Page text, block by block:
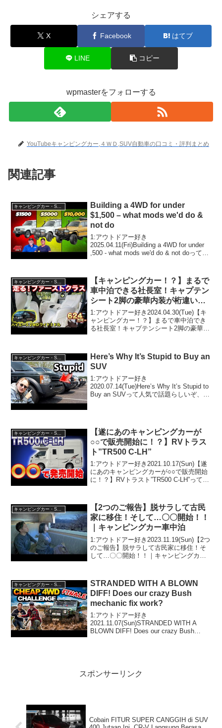
シェアする
X Facebook はてブ
LINE コピー
wpmasterをフォローする
YouTubeキャンピングカー,４ＷＤ,SUV自動車の口コミ・評判まとめ
関連記事
Building a 4WD for under
$1,500 – what mods we'd do &
not do
1:アウトドアー好き
2025.04.11(Fri)Building a 4WD for under
,500 - what mods we'd do & not doって人
キャンピングカー・SUV人気車種
【キャンピングカー！？】まるで
車中泊できる社長室！キャプテン
シート2脚の豪華内装が桁違い【#
セカンドハウス】#ハイエース #
車中泊
1:アウトドアー好き2024.04.30(Tue)【キ
ャンピングカー！？】まるで車中泊でき
る社長室！キャプテンシート2脚の豪華内
見逃さないで！！2:アウトドアー好き...
Here’s Why It’s Stupid to Buy an
SUV
1:アウトドアー好き
2020.07.14(Tue)Here’s Why It’s Stupid to
Buy an SUVって人気で話題らしいぞ、見
キャンピングカー・SUV人気車種
【遂にあのキャンピングカーが
○○で販売開始に！？】RVトラス
ト”TR500 C-LH”
1:アウトドアー好き2021.10.17(Sun)【遂
にあのキャンピングカーが○○で販売開始
に！？】RVトラスト”TR500 C-LH”って人
画は注目...
【2つのご報告】脱サラして古民
家に移住！そして…〇〇開始！！
｜キャンピングカー車中泊
1:アウトドアー好き2023.11.19(Sun)【2つ
のご報告】脱サラして古民家に移住！そ
して…〇〇開始！！｜キャンピングカー
2023.11.19(Sun)この動画は注目で...
キャンピングカー・SUV人気車種
STRANDED WITH A BLOWN
DIFF! Does our crazy Bush
mechanic fix work?
1:アウトドアー好き
2021.11.07(Sun)STRANDED WITH A
BLOWN DIFF! Does our crazy Bush
スポンサーリンク
Cobain FITUR SUPER CANGGIH di SUV